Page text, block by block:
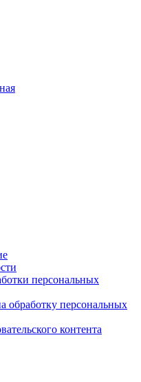
персональных
обработку персональных
контента